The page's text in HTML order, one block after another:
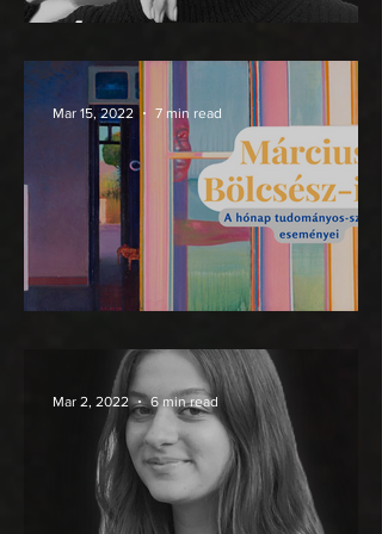
Mar 15, 2022 7 min read
Mar 2, 2022 6 min read